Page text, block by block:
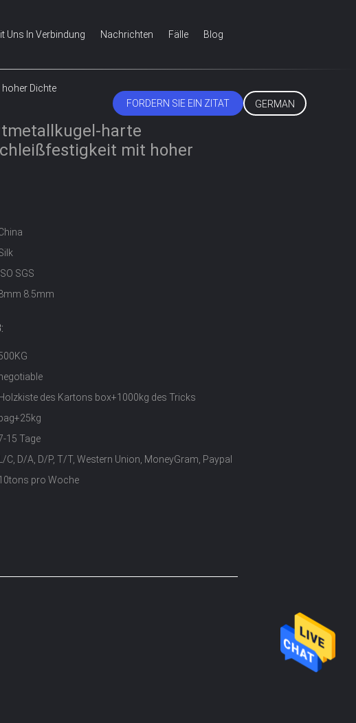
Uns In Verbindung Nachrichten Fälle Blog
FORDERN SIE EIN ZITAT GERMAN
Dichte
harte
mit hoher
ISO SGS
8.5mm
Holzkiste des Kartons box+1000kg des Tricks
bag+25kg
15 Tage
L/C, D/A, D/P, T/T, Western Union, MoneyGram, Paypal
pro Woche